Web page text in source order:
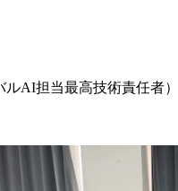
ルAI担当最高技術責任者）